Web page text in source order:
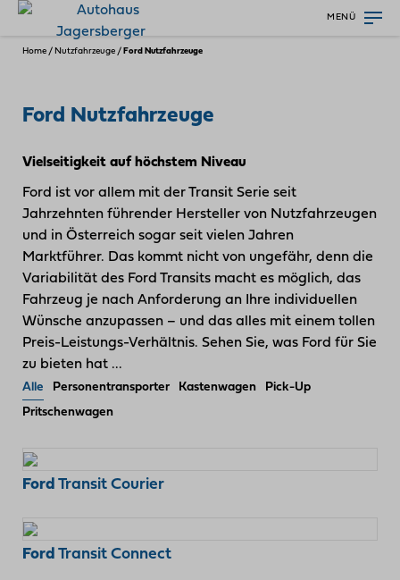
MENÜ
Home / Nutzfahrzeuge / Ford Nutzfahrzeuge
Ford Nutzfahrzeuge
Vielseitigkeit auf höchstem Niveau
Ford ist vor allem mit der Transit Serie seit
Jahrzehnten führender Hersteller von Nutz­fahrzeugen
und in Österreich sogar seit vielen Jahren
Marktführer. Das kommt nicht von ungefähr, denn die
Variabilität des Ford Transits macht es möglich, das
Fahrzeug je nach Anforderung an Ihre individuellen
Wünsche anzupassen – und das alles mit einem tollen
Preis-Leistungs-Verhältnis. Sehen Sie, was Ford für Sie
zu bieten hat ...
Alle Personentransporter Kastenwagen
Pick-Up
Pritschenwagen
Ford Transit Courier
Ford Transit Connect